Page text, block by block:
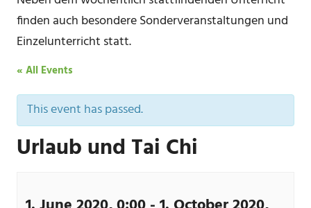
finden auch besondere Sonderveranstaltungen und
Einzelunterricht statt.
« All Events
This event has passed.
Urlaub und Tai Chi